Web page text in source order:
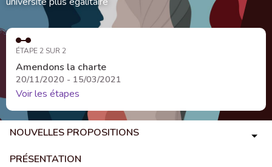
ÉTAPE 2 SUR 2
Amendons la charte
20/11/2020 - 15/03/2021
Voir les étapes
NOUVELLES PROPOSITIONS
PRÉSENTATION